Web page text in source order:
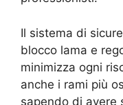
Il sistema di
blocco lama e
minimizza ogni
anche i rami più
sapendo di avere